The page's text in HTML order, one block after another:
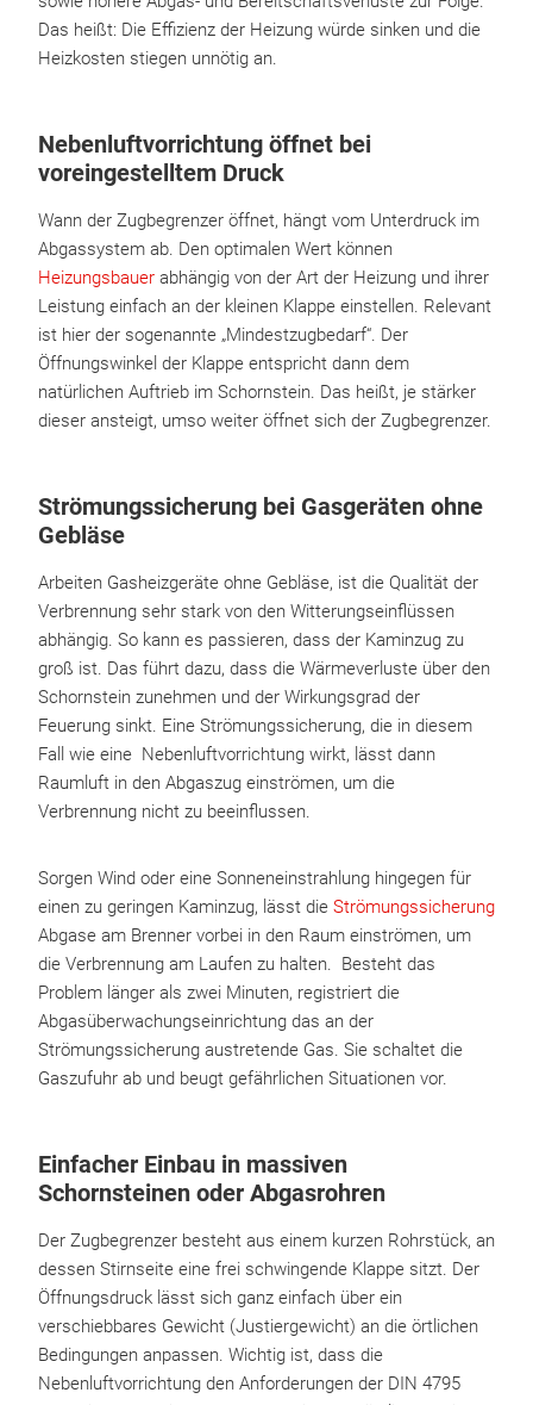
Das heißt: Die Effizienz der Heizung würde sinken und die
Heizkosten stiegen unnötig an.
Nebenluftvorrichtung öffnet bei
voreingestelltem Druck
Wann der Zugbegrenzer öffnet, hängt vom Unterdruck im
Abgassystem ab. Den optimalen Wert können
Heizungsbauer abhängig von der Art der Heizung und ihrer
Leistung einfach an der kleinen Klappe einstellen. Relevant
ist hier der sogenannte „Mindestzugbedarf“. Der
Öffnungswinkel der Klappe entspricht dann dem
natürlichen Auftrieb im Schornstein. Das heißt, je stärker
dieser ansteigt, umso weiter öffnet sich der Zugbegrenzer.
Strömungssicherung bei Gasgeräten ohne
Gebläse
Arbeiten Gasheizgeräte ohne Gebläse, ist die Qualität der
Verbrennung sehr stark von den Witterungseinflüssen
abhängig. So kann es passieren, dass der Kaminzug zu
groß ist. Das führt dazu, dass die Wärmeverluste über den
Schornstein zunehmen und der Wirkungsgrad der
Feuerung sinkt. Eine Strömungssicherung, die in diesem
Fall wie eine Nebenluftvorrichtung wirkt, lässt dann
Raumluft in den Abgaszug einströmen, um die
Verbrennung nicht zu beeinflussen.
Sorgen Wind oder eine Sonneneinstrahlung hingegen für
einen zu geringen Kaminzug, lässt die Strömungssicherung
Abgase am Brenner vorbei in den Raum einströmen, um
die Verbrennung am Laufen zu halten. Besteht das
Problem länger als zwei Minuten, registriert die
Abgasüberwachungseinrichtung das an der
Strömungssicherung austretende Gas. Sie schaltet die
Gaszufuhr ab und beugt gefährlichen Situationen vor.
Einfacher Einbau in massiven
Schornsteinen oder Abgasrohren
Der Zugbegrenzer besteht aus einem kurzen Rohrstück, an
dessen Stirnseite eine frei schwingende Klappe sitzt. Der
Öffnungsdruck lässt sich ganz einfach über ein
verschiebbares Gewicht (Justiergewicht) an die örtlichen
Bedingungen anpassen. Wichtig ist, dass die
Nebenluftvorrichtung den Anforderungen der DIN 4795